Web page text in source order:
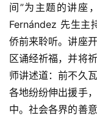
心
乐
菩
提
专
题
间”为主题的讲座
Fernández 先生主
侨前来聆听。讲座
区诵经祈福，并将
师讲述道：前不久
各地纷纷伸出援手
中。社会各界的善